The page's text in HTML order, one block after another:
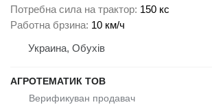
Потребна сила на трактор 150 кс
Работна брзина 10 км/ч
Украина, Обухів
АГРОТЕМАТИК ТОВ